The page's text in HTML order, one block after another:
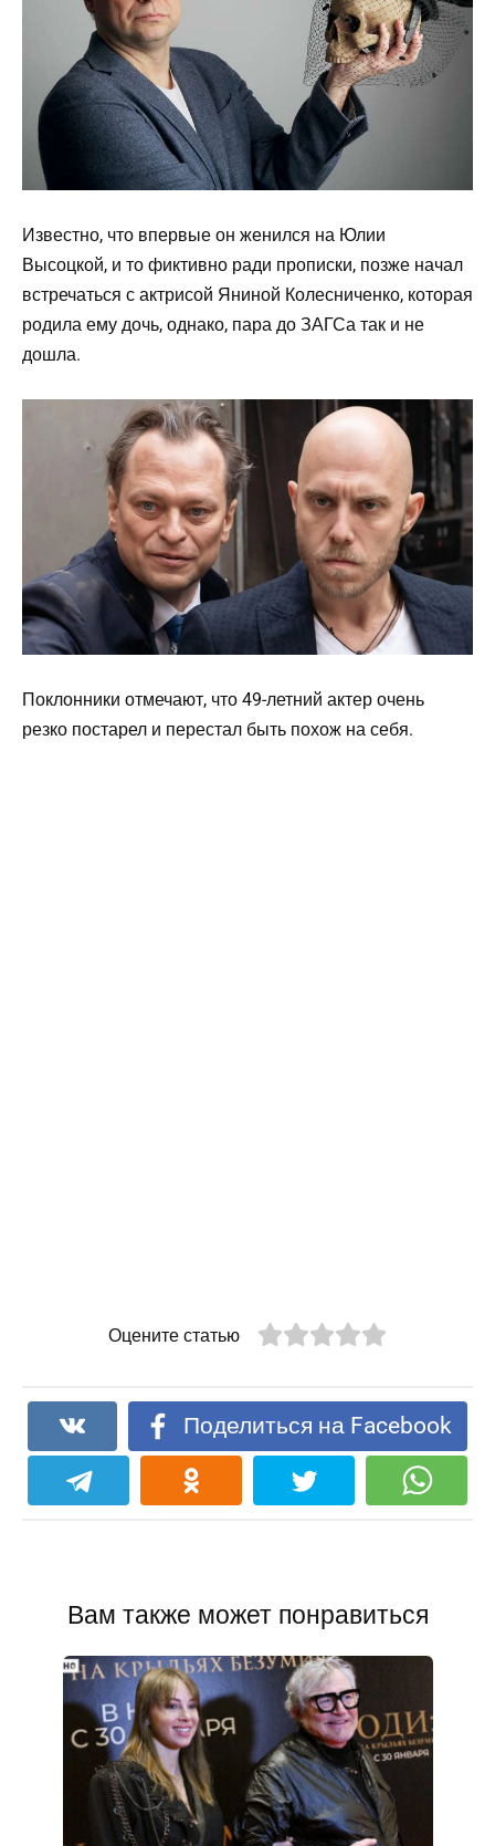
Известно, что впервые он женился на Юлии
Высоцкой, и то фиктивно ради прописки, позже начал
встречаться с актрисой Яниной Колесниченко, которая
родила ему дочь, однако, пара до ЗАГСа так и не
дошла.
Поклонники отмечают, что 49-летний актер очень
резко постарел и перестал быть похож на себя.
Оцените статью
Поделиться на Facebook
Вам также может понравиться